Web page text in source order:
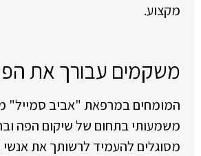
מקצוע.
משקמים עבורך את
המומחים במרפאת "אביב סמייל"
משמעותי בתחום של שיקום הפה
מסוגלים להעמיד לרשותך את